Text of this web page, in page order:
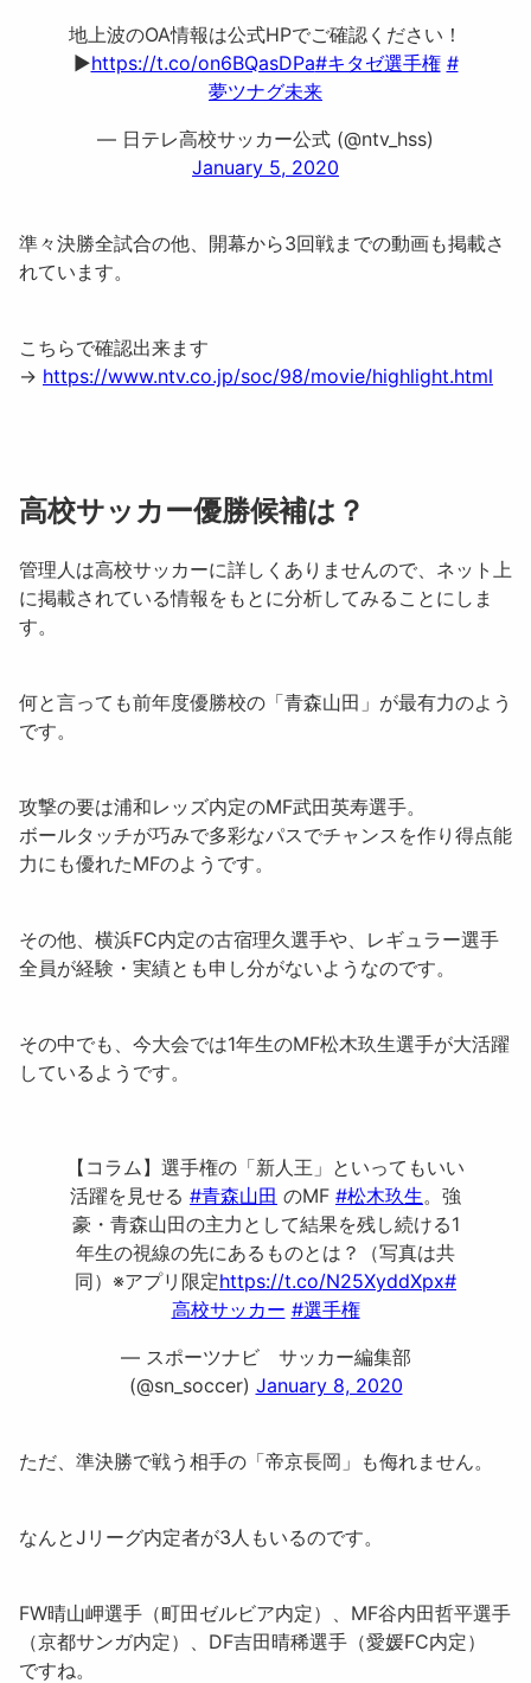
地上波のOA情報は公式HPでご確認ください！
▶️https://t.co/on6BQasDPa#キタゼ選手権 #
夢ツナグ未来
— 日テレ高校サッカー公式 (@ntv_hss)
January 5, 2020
準々決勝全試合の他、開幕から3回戦までの動画も掲載さ
れています。
こちらで確認出来ます
→ https://www.ntv.co.jp/soc/98/movie/highlight.html
高校サッカー優勝候補は？
管理人は高校サッカーに詳しくありませんので、ネット上
に掲載されている情報をもとに分析してみることにしま
す。
何と言っても前年度優勝校の「青森山田 」が最有力のよう
です。
攻撃の要は浦和レッズ内定のMF武田英寿選手。
ボールタッチが巧みで多彩なパスでチャンスを作り得点能
力にも優れたMFのようです。
その他、横浜FC内定の古宿理久 選手や、レギュラー選手
全員が経験・実績とも申し分がないようなのです。
その中でも、今大会では1年生のMF松木玖生選手が大活躍
しているようです。
【コラム】選手権の「新人王」といってもいい
活躍を見せる #青森山田 のMF #松木玖生。強
豪・青森山田の主力として結果を残し続ける1
年生の視線の先にあるものとは？（写真は共
同）※アプリ限定https://t.co/N25XyddXpx#
高校サッカー #選手権
— スポーツナビ サッカー編集部
(@sn_soccer) January 8, 2020
ただ、準決勝で戦う相手の「帝京長岡 」も侮れません。
なんとJリーグ内定者が3人もいるのです。
FW晴山岬選手（町田ゼルビア内定）、MF谷内田哲平選手
（京都サンガ内定）、DF吉田晴稀選手（愛媛FC内定）
ですね。